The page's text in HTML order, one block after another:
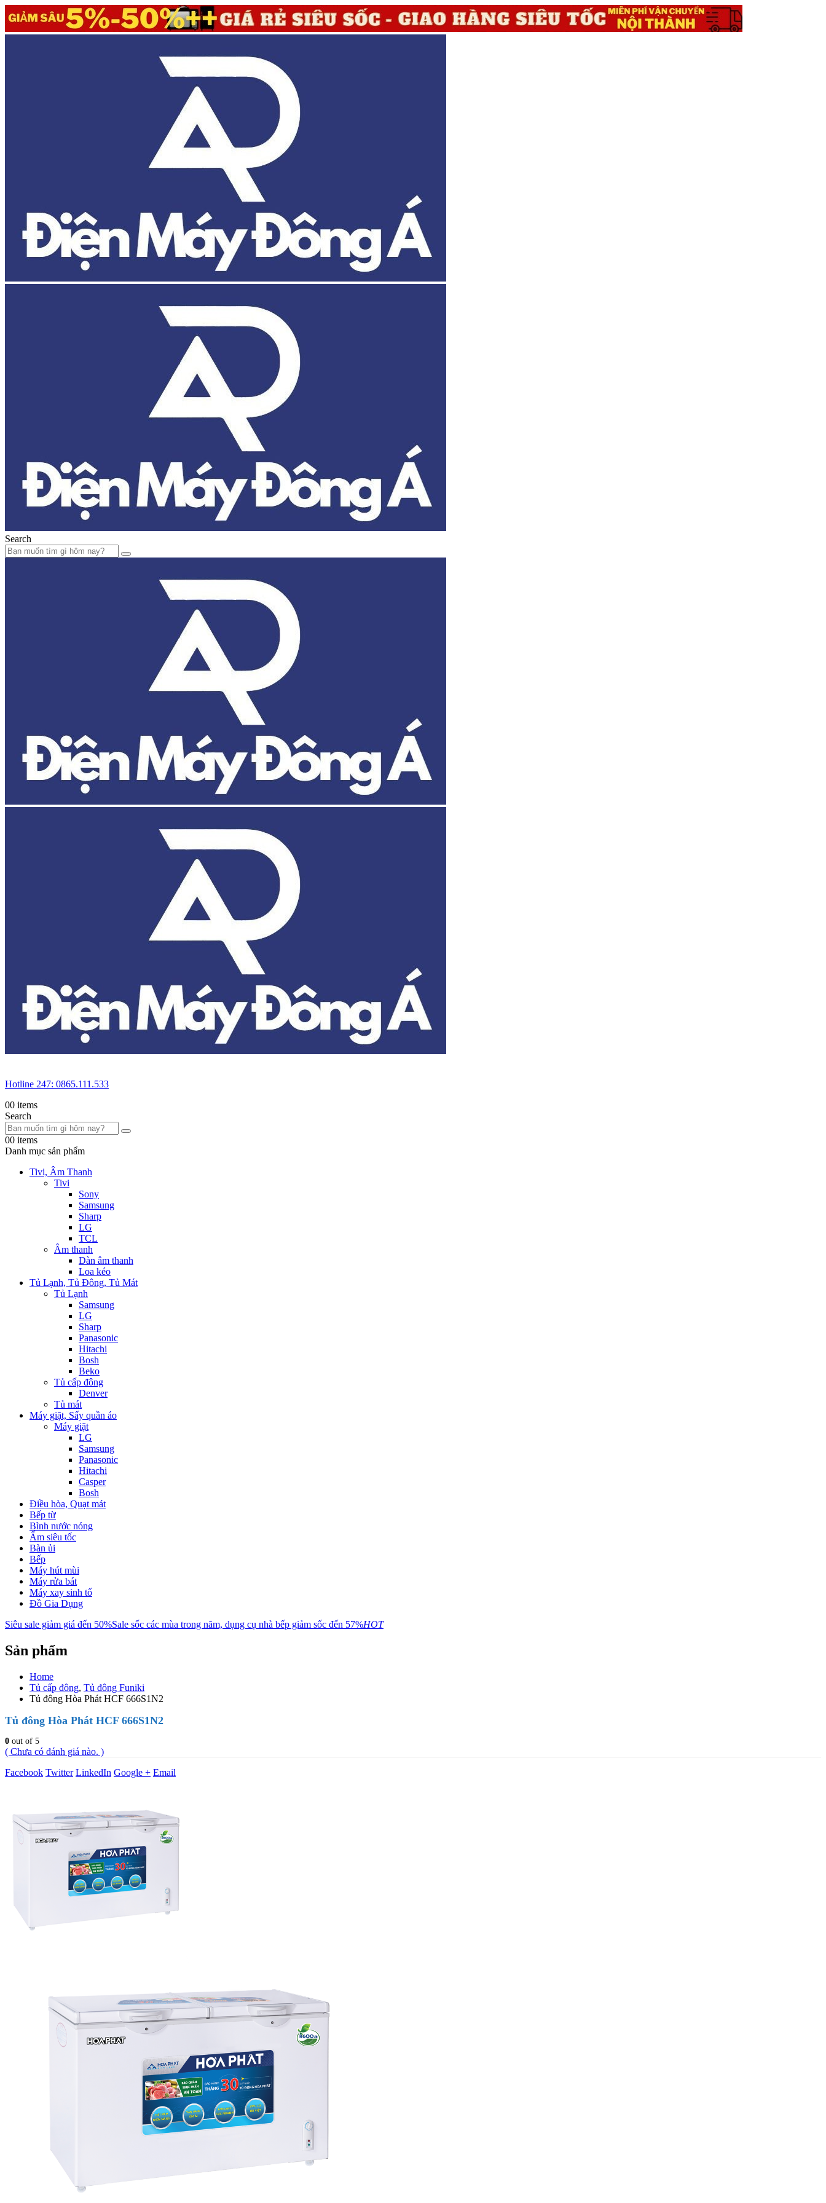
Search
Hotline 247: 0865.111.533
00 items
Search
00 items
Danh mục sản phẩm
Tivi, Âm Thanh
Tivi
Sony
Samsung
Sharp
LG
TCL
Âm thanh
Dàn âm thanh
Loa kéo
Tủ Lạnh, Tủ Đông, Tủ Mát
Tủ Lạnh
Samsung
LG
Sharp
Panasonic
Hitachi
Bosh
Beko
Tủ cấp đông
Denver
Tủ mát
Máy giặt, Sấy quần áo
Máy giặt
LG
Samsung
Panasonic
Hitachi
Casper
Bosh
Điều hòa, Quạt mát
Bếp từ
Bình nước nóng
Ấm siêu tốc
Bàn ủi
Bếp
Máy hút mùi
Máy rửa bát
Máy xay sinh tố
Đồ Gia Dụng
Siêu sale giảm giá đến 50%Sale sốc các mùa trong năm, dụng cụ nhà bếp giảm sốc đến 57%HOT
Sản phẩm
Home
Tủ cấp đông, Tủ đông Funiki
Tủ đông Hòa Phát HCF 666S1N2
Tủ đông Hòa Phát HCF 666S1N2
0 out of 5
( Chưa có đánh giá nào. )
Facebook Twitter LinkedIn Google + Email